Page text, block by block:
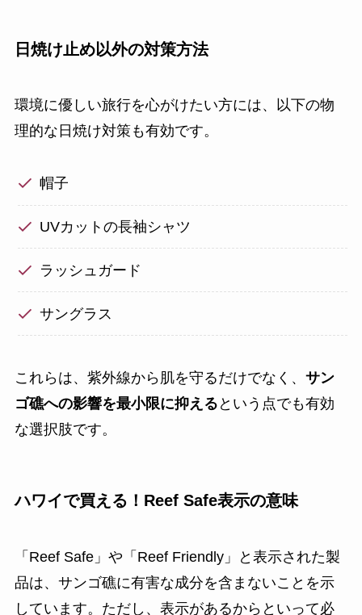
日焼け止め以外の対策方法
環境に優しい旅行を心がけたい方には、以下の物
理的な日焼け対策も有効です。
帽子
UVカットの長袖シャツ
ラッシュガード
サングラス
これらは、紫外線から肌を守るだけでなく、 サン
ゴ礁への影響を最小限に抑える という点でも有効
な選択肢です。
ハワイで買える！Reef Safe表示の意味
「Reef Safe」や「Reef Friendly」と表示された製
品は、サンゴ礁に有害な成分を含まないことを示
しています。ただし、表示があるからといって必